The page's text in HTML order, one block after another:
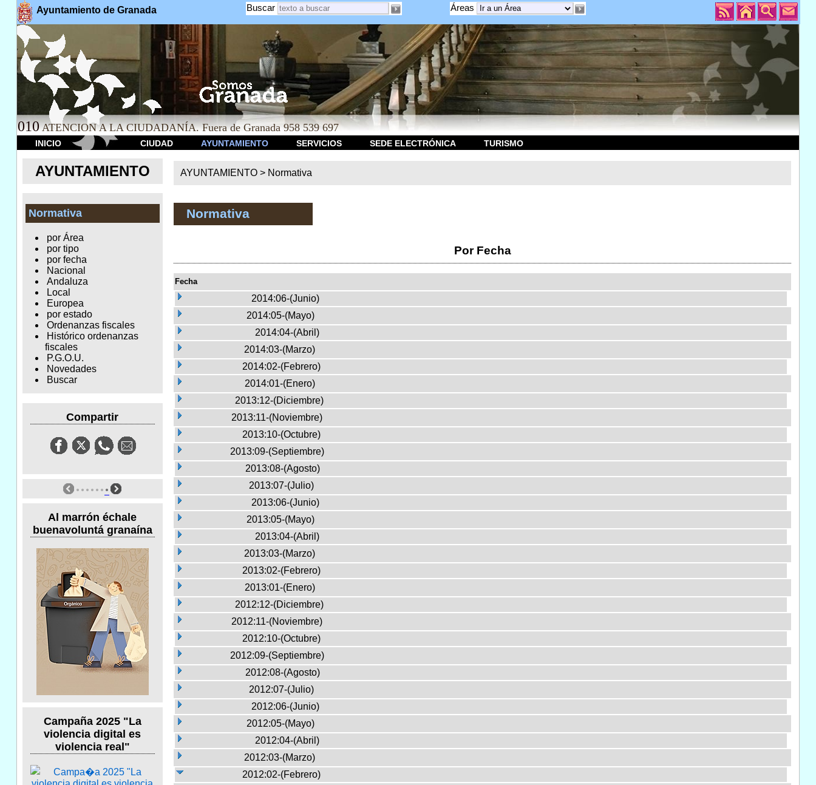
Ayuntamiento de Granada Áreas
Buscar
010 ATENCION A LA CIUDADANÍA. Fuera de Granada 958 539 697
INICIO CIUDAD AYUNTAMIENTO SERVICIOS SEDE ELECTRÓNICA TURISMO
AYUNTAMIENTO
Normativa
por Área
por tipo
por fecha
Nacional
Andaluza
Local
Europea
por estado
Ordenanzas fiscales
Histórico ordenanzas
fiscales
P.G.O.U.
Novedades
Buscar
Compartir
Al marrón échale
buenavoluntá granaína
Campaña 2025 "La
violencia digital es
violencia real"
AYUNTAMIENTO > Normativa
Normativa
Por Fecha
Fecha
2014:06-(Junio)
2014:05-(Mayo)
2014:04-(Abril)
2014:03-(Marzo)
2014:02-(Febrero)
2014:01-(Enero)
2013:12-(Diciembre)
2013:11-(Noviembre)
2013:10-(Octubre)
2013:09-(Septiembre)
2013:08-(Agosto)
2013:07-(Julio)
2013:06-(Junio)
2013:05-(Mayo)
2013:04-(Abril)
2013:03-(Marzo)
2013:02-(Febrero)
2013:01-(Enero)
2012:12-(Diciembre)
2012:11-(Noviembre)
2012:10-(Octubre)
2012:09-(Septiembre)
2012:08-(Agosto)
2012:07-(Julio)
2012:06-(Junio)
2012:05-(Mayo)
2012:04-(Abril)
2012:03-(Marzo)
2012:02-(Febrero)